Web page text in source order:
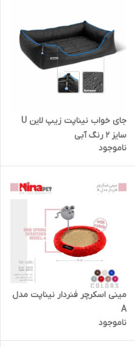
جای خواب نیناپت زیپ لاین U
سایز 2 رنگ آبی
ناموجود
مینی اسکرچر فنردار نیناپت مدل
A
ناموجود